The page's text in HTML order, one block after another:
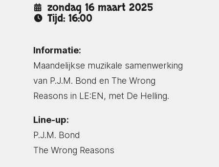
zondag 16 maart 2025
Tijd: 16:00
Informatie:
Maandelijkse muzikale samenwerking
van P.J.M. Bond en The Wrong
Reasons in LE:EN, met De Helling.
Line-up:
P.J.M. Bond
The Wrong Reasons